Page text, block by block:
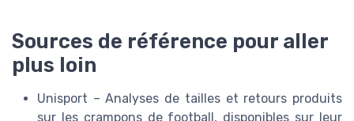
Sources de référence pour aller
plus loin
Unisport – Analyses de tailles et retours produits
sur les crampons de football, disponibles sur leur